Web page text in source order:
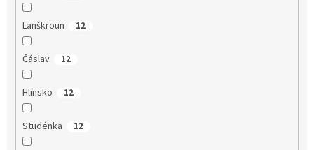
Lanškroun 12
Čáslav 12
Hlinsko 12
Studénka 12